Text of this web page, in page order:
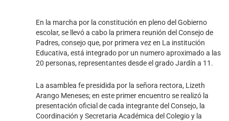
En la marcha por la constitución en pleno del Gobierno
escolar, se llevó a cabo la primera reunión del Consejo de
Padres, consejo que, por primera vez en La institución
Educativa, está integrado por un numero aproximado a las
20 personas, representantes desde el grado Jardín a 11.
La asamblea fe presidida por la señora rectora, Lizeth
Arango Meneses; en este primer encuentro se realizó la
presentación oficial de cada integrante del Consejo, la
Coordinación y Secretaria Académica del Colegio y la